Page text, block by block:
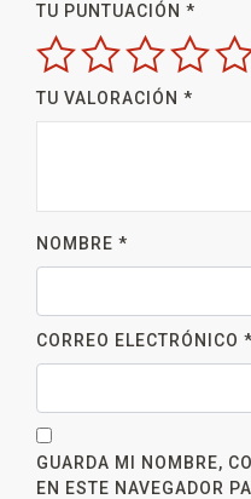
TU PUNTUACIÓN *
TU VALORACIÓN *
NOMBRE *
CORREO ELECTRÓNICO *
GUARDA MI NOMBRE,
EN ESTE NAVEGADOR